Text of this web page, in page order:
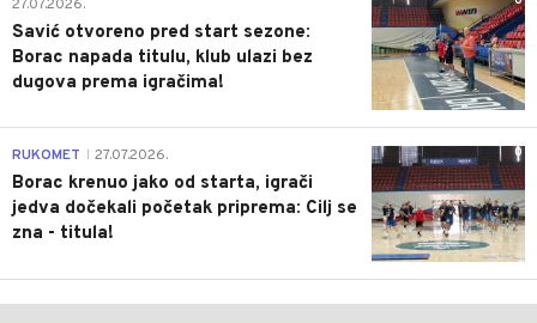
27.07.2026.
Savić otvoreno pred start sezone:
Borac napada titulu, klub ulazi bez
dugova prema igračima!
0
RUKOMET 27.07.2026.
Borac krenuo jako od starta, igrači
jedva dočekali početak priprema: Cilj se
zna - titula!